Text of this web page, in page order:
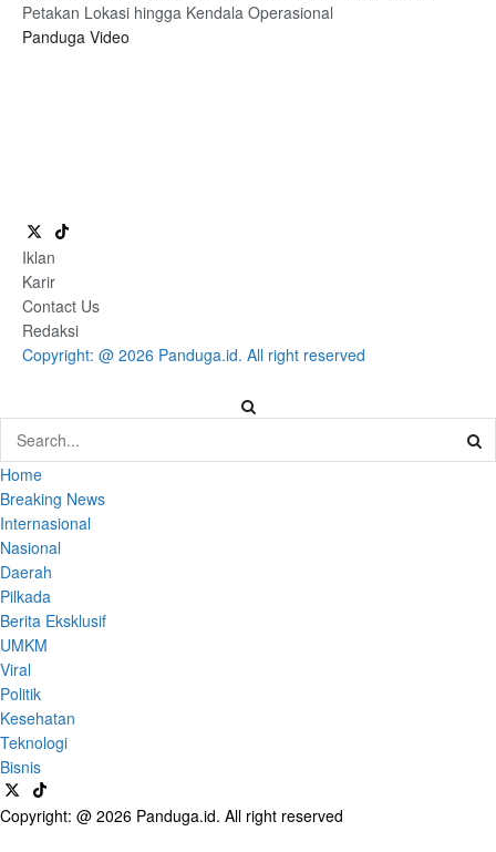
Petakan Lokasi hingga Kendala Operasional
Panduga Video
Iklan
Karir
Contact Us
Redaksi
Copyright: @ 2026 Panduga.id. All right reserved
Home
Breaking News
Internasional
Nasional
Daerah
Pilkada
Berita Eksklusif
UMKM
Viral
Politik
Kesehatan
Teknologi
Bisnis
Copyright: @ 2026 Panduga.id. All right reserved